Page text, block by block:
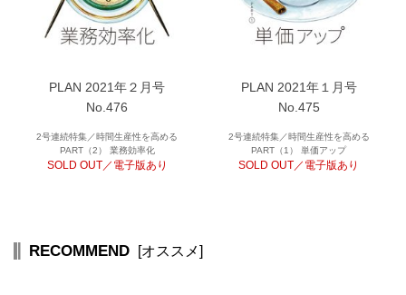
PLAN 2021年２月号
No.476
2号連続特集／時間生産性を高める
PART（2） 業務効率化
SOLD OUT／電子版あり
PLAN 2021年１月号
No.475
2号連続特集／時間生産性を高める
PART（1） 単価アップ
SOLD OUT／電子版あり
RECOMMEND [オススメ]